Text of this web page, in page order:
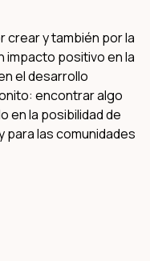
crear y también por la
impacto positivo en la
el desarrollo
encontrar algo
en la posibilidad de
para las comunidades